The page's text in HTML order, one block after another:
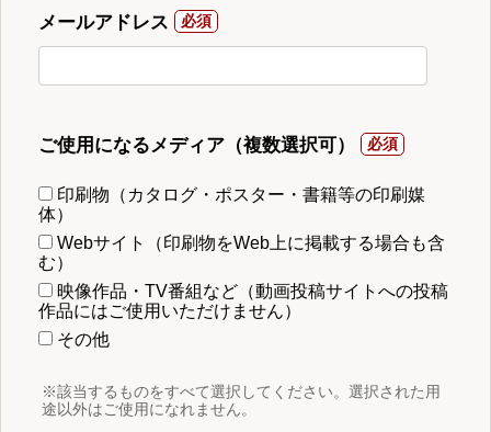
メールアドレス
ご使用になるメディア（複数選択可）
印刷物（カタログ・ポスター・書籍等の印刷媒
体）
Webサイト（印刷物をWeb上に掲載する場合も含
む）
映像作品・TV番組など（動画投稿サイトへの投稿
作品にはご使用いただけません）
その他
※該当するものをすべて選択してください。選択された用
途以外はご使用になれません。